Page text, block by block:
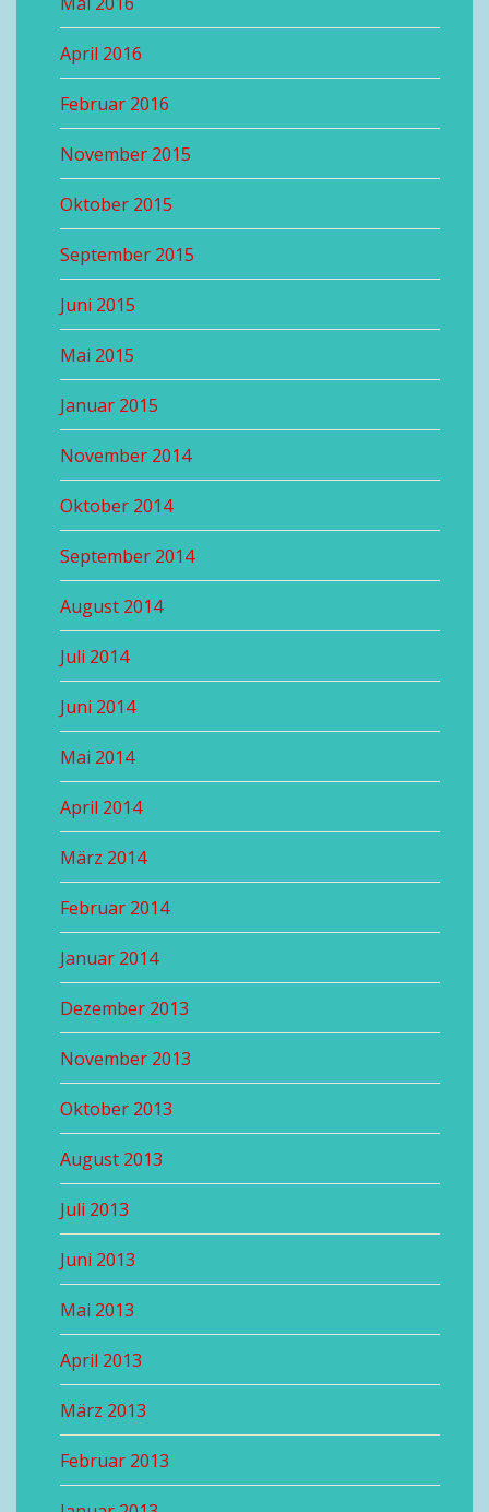
April 2016
Februar 2016
November 2015
Oktober 2015
September 2015
Juni 2015
Mai 2015
Januar 2015
November 2014
Oktober 2014
September 2014
August 2014
Juli 2014
Juni 2014
Mai 2014
April 2014
März 2014
Februar 2014
Januar 2014
Dezember 2013
November 2013
Oktober 2013
August 2013
Juli 2013
Juni 2013
Mai 2013
April 2013
März 2013
Februar 2013